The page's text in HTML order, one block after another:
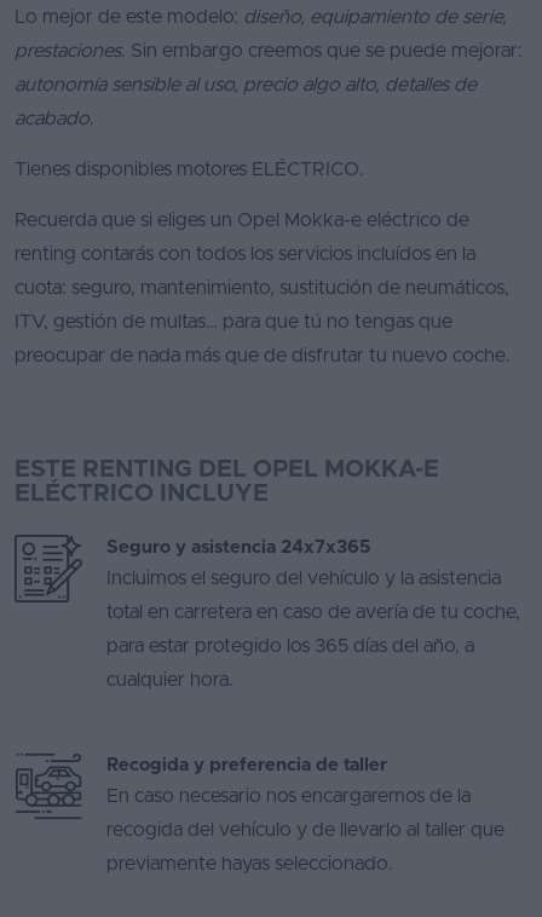
Lo mejor de este modelo: diseño, equipamiento de serie,
prestaciones. Sin embargo creemos que se puede mejorar:
autonomía sensible al uso, precio algo alto, detalles de
acabado.
Tienes disponibles motores ELÉCTRICO.
Recuerda que si eliges un Opel Mokka-e eléctrico de
renting contarás con todos los servicios incluídos en la
cuota: seguro, mantenimiento, sustitución de neumáticos,
ITV, gestión de multas… para que tú no tengas que
preocupar de nada más que de disfrutar tu nuevo coche.
ESTE RENTING DEL OPEL MOKKA-E
ELÉCTRICO INCLUYE
Seguro y asistencia 24x7x365
Incluimos el seguro del vehículo y la asistencia
total en carretera en caso de avería de tu coche,
para estar protegido los 365 días del año, a
cualquier hora.
Recogida y preferencia de taller
En caso necesario nos encargaremos de la
recogida del vehículo y de llevarlo al taller que
previamente hayas seleccionado.